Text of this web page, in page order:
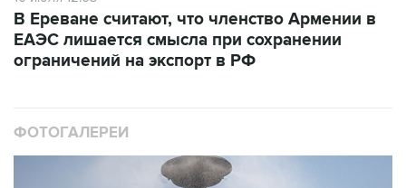
В Ереване считают, что членство Армении в
ЕАЭС лишается смысла при сохранении
ограничений на экспорт в РФ
ФОТОГАЛЕРЕИ